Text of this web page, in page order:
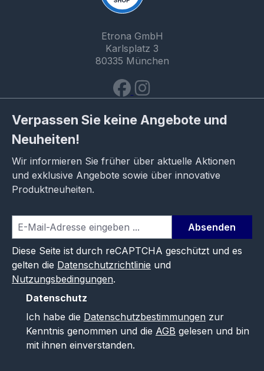
Etrona GmbH
Karlsplatz 3
80335 München
Verpassen Sie keine Angebote und
Neuheiten!
Wir informieren Sie früher über aktuelle Aktionen
und exklusive Angebote sowie über innovative
Produktneuheiten.
Absenden
Diese Seite ist durch reCAPTCHA geschützt und es
gelten die Datenschutzrichtlinie und
Nutzungsbedingungen.
Datenschutz
Ich habe die Datenschutzbestimmungen zur
Kenntnis genommen und die AGB gelesen und bin
mit ihnen einverstanden.